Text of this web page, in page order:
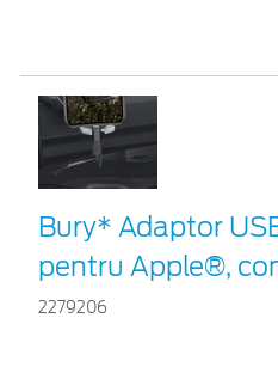
Bury* Adaptor
pentru Apple®,
2279206